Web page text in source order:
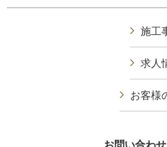
施工
求人
お客様
お問い合わ